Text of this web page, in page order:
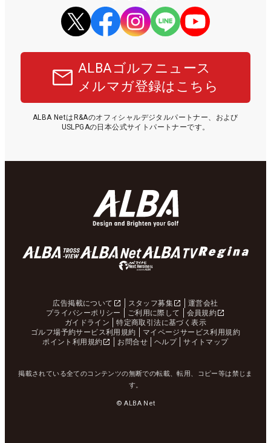
ALBAゴルフニュース
メルマガ登録はこちら
ALBA NetはR&Aのオフィシャルデジタルパートナー、および
USLPGAの日本公式サイトパートナーです。
広告掲載について スタッフ募集
運営会社
プライバシーポリシー
ご利用に際して
会員規約
ガイドライン
特定商取引法に基づく表示
ゴルフ場予約サービス利用規約
マイページサービス利用規約
ポイント利用規約
お問合せ ヘルプ サイトマップ
掲載されている全てのコンテンツの無断での転載、転用、コピー等は禁じま
す。
© ALBA Net